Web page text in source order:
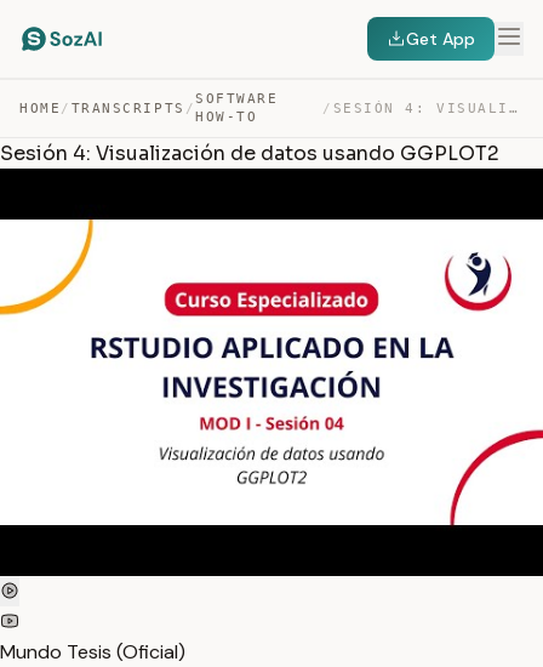
Get App
HOME / TRANSCRIPTS /
SOFTWARE
HOW-TO
/ SESIÓN 4: VISUALIZACIÓN DE DATOS USANDO GGPLOT2 — TRANSCRIPT
Sesión 4: Visualización de datos usando GGPLOT2
Mundo Tesis (Oficial)